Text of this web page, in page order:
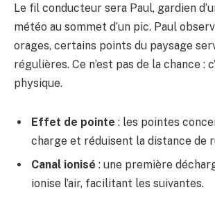
Le fil conducteur sera Paul, gardien
météo au sommet d’un pic. Paul
orages, certains points du paysage
régulières. Ce n’est pas de la chance :
physique.
Effet de pointe : les pointes
charge et réduisent la distance de
Canal ionisé : une première
ionise l’air, facilitant les suivantes.